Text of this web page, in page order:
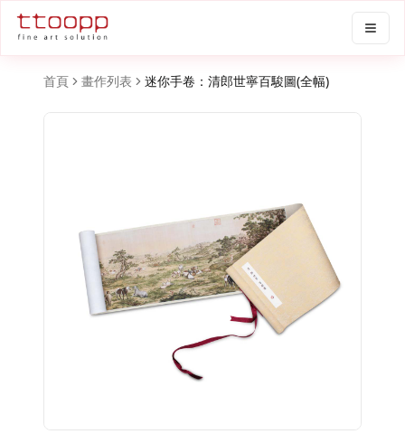
首頁 畫作列表 迷你手卷：清郎世寧百駿圖(全幅)